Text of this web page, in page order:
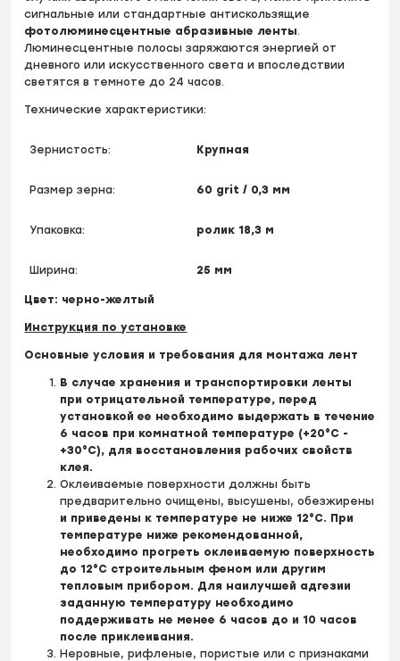
сигнальные или стандартные антискользящие
фотолюминесцентные абразивные ленты.
Люминесцентные полосы заряжаются энергией от
дневного или искусственного света и впоследствии
светятся в темноте до 24 часов.
Технические характеристики:
Зернистость: Крупная
Размер зерна: 60 grit / 0,3 мм
Упаковка: ролик 18,3 м
Ширина: 25 мм
Цвет: черно-желтый
Инструкция по установке
Основные условия и требования для монтажа лент
В случае хранения и транспортировки ленты
при отрицательной температуре, перед
установкой ее необходимо выдержать в течение
6 часов при комнатной температуре (+20°C -
+30°С), для восстановления рабочих свойств
клея.
Оклеиваемые поверхности должны быть
предварительно очищены, высушены, обезжирены
и приведены к температуре не ниже 12°С. При
температуре ниже рекомендованной,
необходимо прогреть оклеиваемую поверхность
до 12°С строительным феном или другим
тепловым прибором. Для наилучшей адгезии
заданную температуру необходимо
поддерживать не менее 6 часов до и 10 часов
после приклеивания.
Неровные, рифленые, пористые или с признаками